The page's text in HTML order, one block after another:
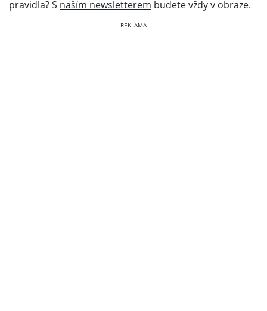
pravidla? S naším newsletterem budete vždy v obraze.